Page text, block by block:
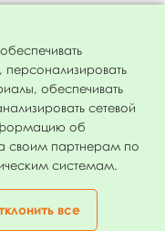
с
обеспечивать
сетевой
об
своим партнерам по
системам.
все